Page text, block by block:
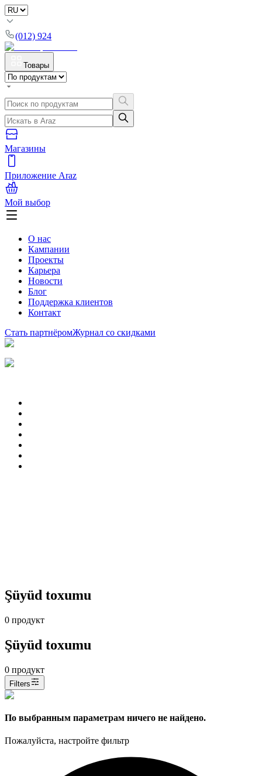
(012) 924
Товары
Магазины
Приложение Araz
Мой выбор
О нас
Кампании
Проекты
Карьера
Новости
Блог
Поддержка клиентов
Контакт
Стать партнёромЖурнал со скидками
Şüyüd toxumu
0 продукт
Şüyüd toxumu
0 продукт
Filters
По выбранным параметрам ничего не найдено.
Пожалуйста, настройте фильтр